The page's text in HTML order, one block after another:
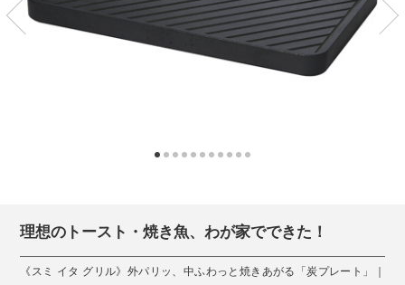
理想のトースト・焼き魚、わが家でできた！
《スミ イタ グリル》外パリッ、中ふわっと焼きあがる「炭プレート」｜